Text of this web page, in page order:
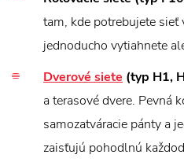
tam, kde potrebujete sieť
jednoducho vytiahnete
Dverové siete (typ H1,
a terasové dvere. Pevná
samozatváracie pánty a
zaisťujú pohodlnú